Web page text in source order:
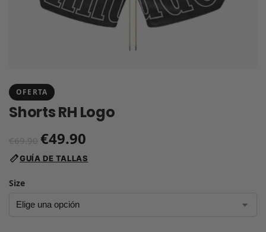
OFERTA
Shorts RH Logo
€69.90 €49.90
GUÍA DE TALLAS
Size